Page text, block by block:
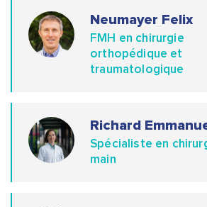
Neumayer Felix
FMH en chirurgie
orthopédique et
traumatologique
Richard
Spécialiste en
main